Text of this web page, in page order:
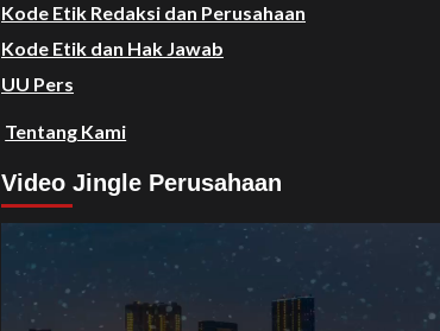
Kode Etik Redaksi dan Perusahaan
Kode Etik dan Hak Jawab
UU Pers
Tentang Kami
Video Jingle Perusahaan
Video
Player